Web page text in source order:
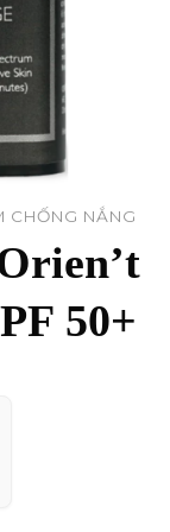
CHỐNG NẮNG
50+